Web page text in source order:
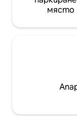
място